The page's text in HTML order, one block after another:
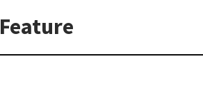
Feature